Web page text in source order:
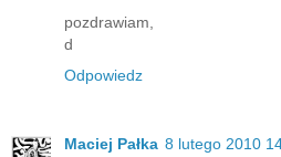
pozdrawiam,
d
Odpowiedz
Maciej Pałka 8 lutego 2010